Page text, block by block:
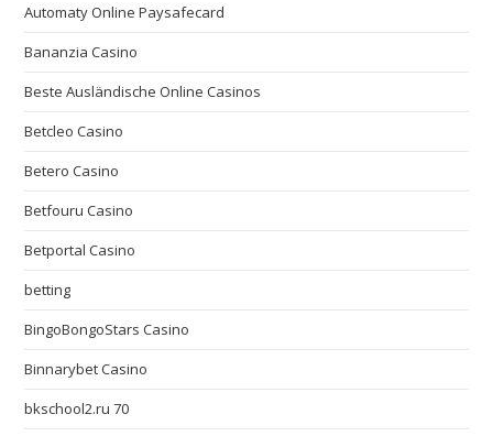
Automaty Online Paysafecard
Bananzia Casino
Beste Ausländische Online Casinos
Betcleo Casino
Betero Casino
Betfouru Casino
Betportal Casino
betting
BingoBongoStars Casino
Binnarybet Casino
bkschool2.ru 70